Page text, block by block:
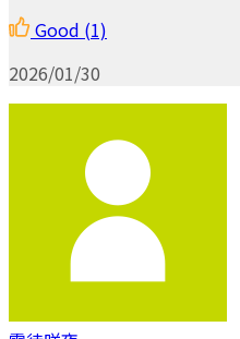
Good (1)
2026/01/30